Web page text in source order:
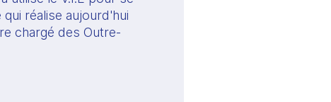
réalise aujourd'hui
chargé des Outre-